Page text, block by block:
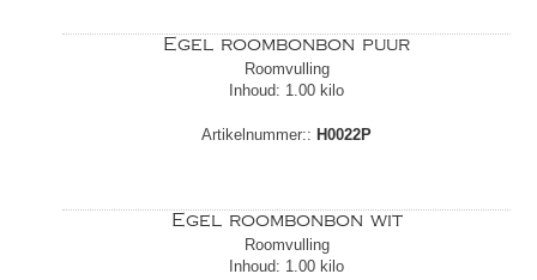
Egel roombonbon puur
Roomvulling
Inhoud: 1.00 kilo
Artikelnummer:: H0022P
Egel roombonbon wit
Roomvulling
Inhoud: 1.00 kilo